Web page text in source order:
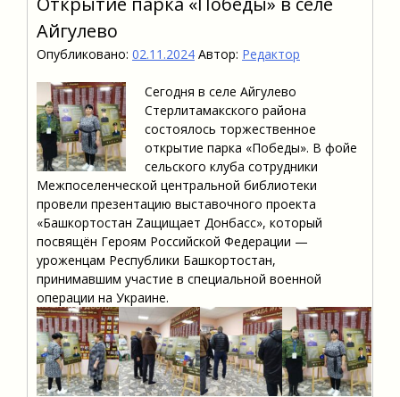
Айгулево
Опубликовано: 02.11.2024 Автор: Редактор
Сегодня в селе Айгулево
Стерлитамакского района
состоялось торжественное
открытие парка «Победы». В фойе
сельского клуба сотрудники
Межпоселенческой центральной библиотеки
провели презентацию выставочного проекта
«Башкортостан Zащищает Донбасс», который
посвящён Героям Российской Федерации —
уроженцам Республики Башкортостан,
принимавшим участие в специальной военной
операции на Украине.